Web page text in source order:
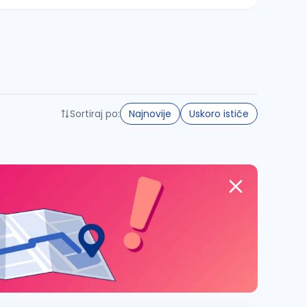
Sortiraj po: Najnovije Uskoro ističe